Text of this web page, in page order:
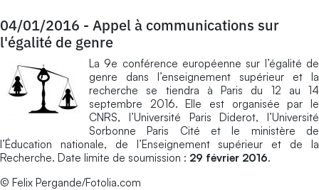
04/01/2016 - Appel à communications sur
l'égalité de genre
La 9e conférence européenne sur l’égalité de
genre dans l’enseignement supérieur et la
recherche se tiendra à Paris du 12 au 14
septembre 2016. Elle est organisée par le
CNRS, l’Université Paris Diderot, l’Université
Sorbonne Paris Cité et le ministère de
l’Éducation nationale, de l’Enseignement supérieur et de la
Recherche. Date limite de soumission : 29 février 2016.
© Felix Pergande/Fotolia.com